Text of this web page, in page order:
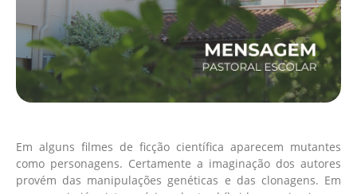
Em alguns filmes de ficção científica aparecem mutantes
como personagens. Certamente a imaginação dos autores
provém das manipulações genéticas e das clonagens. Em